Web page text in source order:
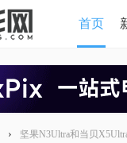
首页
› 坚果N3Ultra和当贝